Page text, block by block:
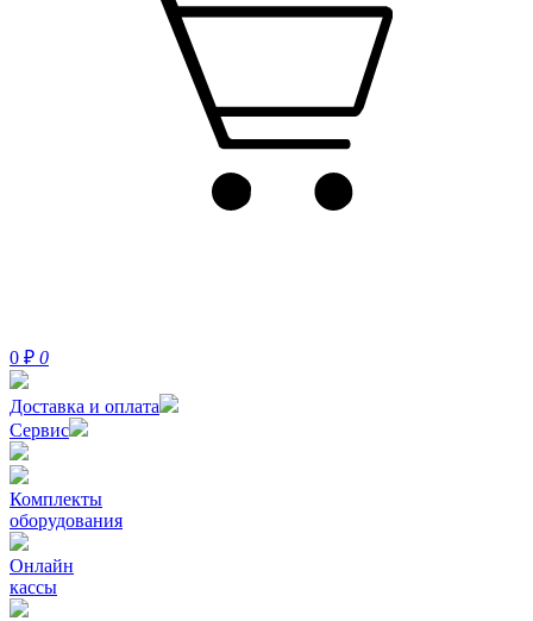
0 ₽ 0
Доставка и оплата
Сервис
Комплекты
оборудования
Онлайн
кассы